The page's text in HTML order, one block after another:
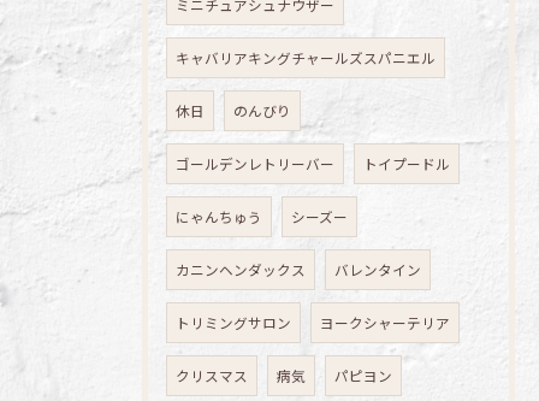
ミニチュアシュナウザー
キャバリアキングチャールズスパニエル
休日 のんびり
ゴールデンレトリーバー トイプードル
にゃんちゅう シーズー
カニンヘンダックス バレンタイン
トリミングサロン ヨークシャーテリア
クリスマス 病気 パピヨン